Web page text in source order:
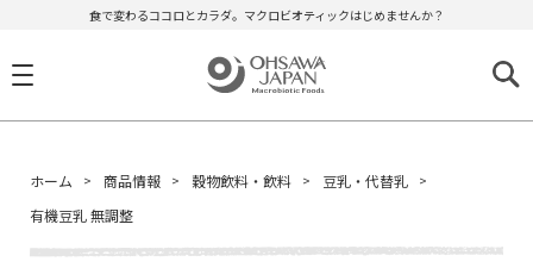
食で変わるココロとカラダ。マクロビオティックはじめませんか？
ホーム 商品情報 穀物飲料・飲料
豆乳・代替乳
有機豆乳 無調整